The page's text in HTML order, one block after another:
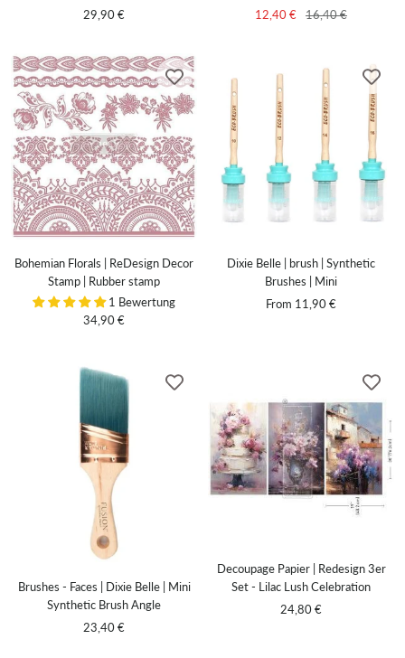
Sale
29,90 €
Sale
12,40 €
Regular
16,40 €
Bohemian Florals | ReDesign Decor
Stamp | Rubber stamp
1 Bewertung
Sale
34,90 €
Dixie Belle | brush | Synthetic
Brushes | Mini
Sale
From 11,90 €
Brushes - Faces | Dixie Belle | Mini
Synthetic Brush Angle
Sale
23,40 €
Decoupage Papier | Redesign 3er
Set - Lilac Lush Celebration
Sale
24,80 €